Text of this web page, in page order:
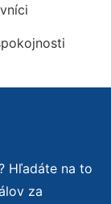
Hľadáte na to
za